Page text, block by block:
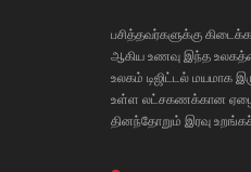
பசித்தவர்களுக்கு
ஆகிய உணவு இந்த
உலகம் டிஜிட்டல் மயமாக
உள்ள லட்சகணக்கான
தினந்தோறும் இரவு